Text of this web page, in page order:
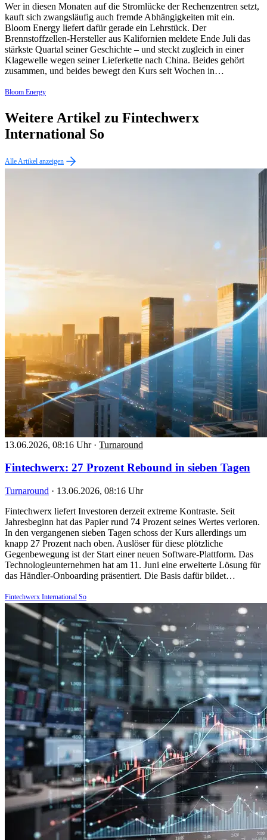
Wer in diesen Monaten auf die Stromlücke der Rechenzentren setzt,
kauft sich zwangsläufig auch fremde Abhängigkeiten mit ein.
Bloom Energy liefert dafür gerade ein Lehrstück. Der
Brennstoffzellen-Hersteller aus Kalifornien meldete Ende Juli das
stärkste Quartal seiner Geschichte – und steckt zugleich in einer
Klagewelle wegen seiner Lieferkette nach China. Beides gehört
zusammen, und beides bewegt den Kurs seit Wochen in…
Bloom Energy
Weitere Artikel zu Fintechwerx
International So
Alle Artikel anzeigen
13.06.2026, 08:16 Uhr · Turnaround
Fintechwerx: 27 Prozent Rebound in sieben Tagen
Turnaround · 13.06.2026, 08:16 Uhr
Fintechwerx liefert Investoren derzeit extreme Kontraste. Seit
Jahresbeginn hat das Papier rund 74 Prozent seines Wertes verloren.
In den vergangenen sieben Tagen schoss der Kurs allerdings um
knapp 27 Prozent nach oben. Auslöser für diese plötzliche
Gegenbewegung ist der Start einer neuen Software-Plattform. Das
Technologieunternehmen hat am 11. Juni eine erweiterte Lösung für
das Händler-Onboarding präsentiert. Die Basis dafür bildet…
Fintechwerx International So